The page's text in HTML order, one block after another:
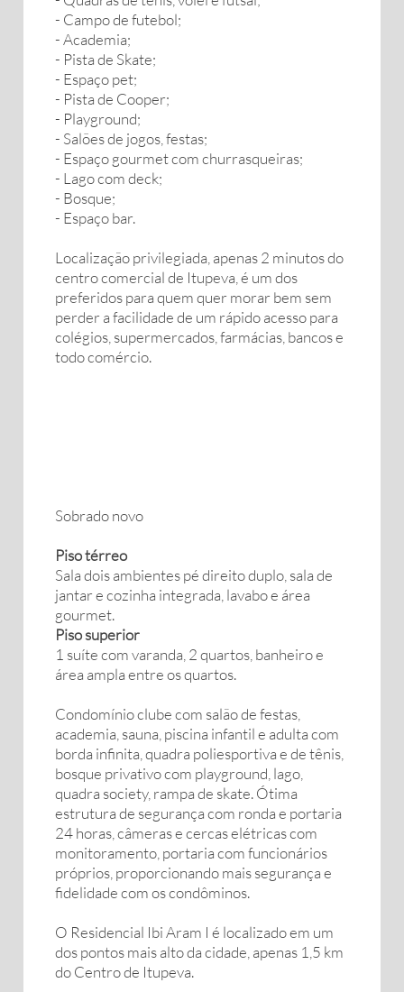
- Campo de futebol;
- Academia;
- Pista de Skate;
- Espaço pet;
- Pista de Cooper;
- Playground;
- Salões de jogos, festas;
- Espaço gourmet com churrasqueiras;
- Lago com deck;
- Bosque;
- Espaço bar.
Localização privilegiada, apenas 2 minutos do
centro comercial de Itupeva, é um dos
preferidos para quem quer morar bem sem
perder a facilidade de um rápido acesso para
colégios, supermercados, farmácias, bancos e
todo comércio.
Sobrado novo
Piso térreo
Sala dois ambientes pé direito duplo, sala de
jantar e cozinha integrada, lavabo e área
gourmet.
Piso superior
1 suíte com varanda, 2 quartos, banheiro e
área ampla entre os quartos.
Condomínio clube com salão de festas,
academia, sauna, piscina infantil e adulta com
borda infinita, quadra poliesportiva e de tênis,
bosque privativo com playground, lago,
quadra society, rampa de skate. Ótima
estrutura de segurança com ronda e portaria
24 horas, câmeras e cercas elétricas com
monitoramento, portaria com funcionários
próprios, proporcionando mais segurança e
fidelidade com os condôminos.
O Residencial Ibi Aram I é localizado em um
dos pontos mais alto da cidade, apenas 1,5 km
do Centro de Itupeva.